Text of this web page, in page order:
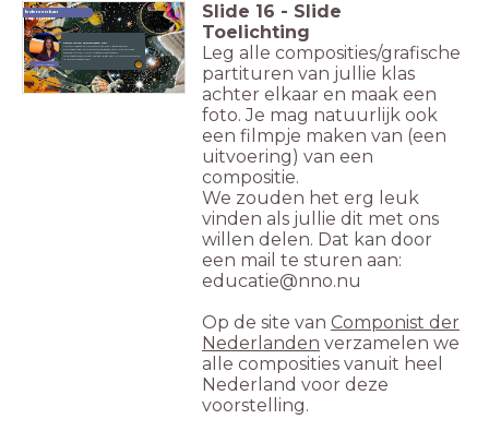
Iedereen kan
componeren
Stuur jullie compositie op!
Anne-Maartje is Componist der Nederlanden.
Ze maakt een compositie speciaal voor het concert.
Helpen jullie Anne-Maartje inspireren?
Wie weet gebruiken we een deel van jullie compositie
in de voorstelling!
Slide 16 - Slide
Toelichting
Leg alle composities/grafische
partituren van jullie klas
achter elkaar en maak een
foto. Je mag natuurlijk ook
een filmpje maken van (een
uitvoering) van een
compositie.
We zouden het erg leuk
vinden als jullie dit met ons
willen delen. Dat kan door
een mail te sturen aan:
educatie@nno.nu
Op de site van Componist der
Nederlanden verzamelen we
alle composities vanuit heel
Nederland voor deze
voorstelling.